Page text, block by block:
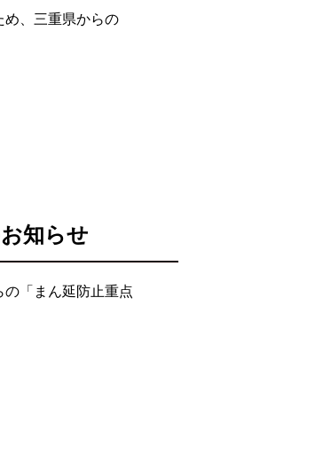
め、三重県からの
知らせ
「まん延防止重点